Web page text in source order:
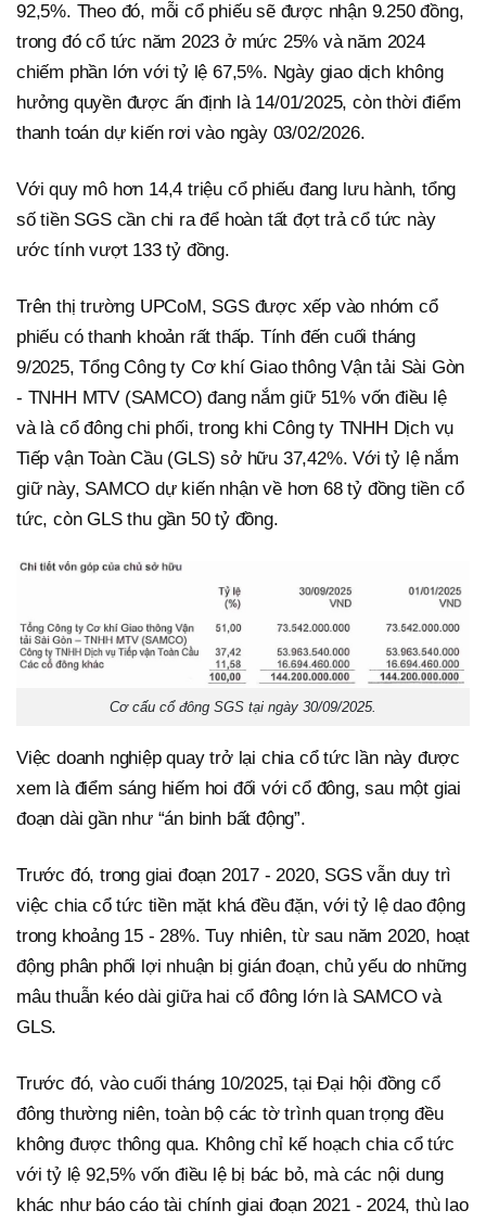
92,5%. Theo đó, mỗi cổ phiếu sẽ được nhận 9.250 đồng,
trong đó cổ tức năm 2023 ở mức 25% và năm 2024
chiếm phần lớn với tỷ lệ 67,5%. Ngày giao dịch không
hưởng quyền được ấn định là 14/01/2025, còn thời điểm
thanh toán dự kiến rơi vào ngày 03/02/2026.
Với quy mô hơn 14,4 triệu cổ phiếu đang lưu hành, tổng
số tiền SGS cần chi ra để hoàn tất đợt trả cổ tức này
ước tính vượt 133 tỷ đồng.
Trên thị trường UPCoM, SGS được xếp vào nhóm cổ
phiếu có thanh khoản rất thấp. Tính đến cuối tháng
9/2025, Tổng Công ty Cơ khí Giao thông Vận tải Sài Gòn
- TNHH MTV (SAMCO) đang nắm giữ 51% vốn điều lệ
và là cổ đông chi phối, trong khi Công ty TNHH Dịch vụ
Tiếp vận Toàn Cầu (GLS) sở hữu 37,42%. Với tỷ lệ nắm
giữ này, SAMCO dự kiến nhận về hơn 68 tỷ đồng tiền cổ
tức, còn GLS thu gần 50 tỷ đồng.
Cơ cấu cổ đông SGS tại ngày 30/09/2025.
Việc doanh nghiệp quay trở lại chia cổ tức lần này được
xem là điểm sáng hiếm hoi đối với cổ đông, sau một giai
đoạn dài gần như “án binh bất động”.
Trước đó, trong giai đoạn 2017 - 2020, SGS vẫn duy trì
việc chia cổ tức tiền mặt khá đều đặn, với tỷ lệ dao động
trong khoảng 15 - 28%. Tuy nhiên, từ sau năm 2020, hoạt
động phân phối lợi nhuận bị gián đoạn, chủ yếu do những
mâu thuẫn kéo dài giữa hai cổ đông lớn là SAMCO và
GLS.
Trước đó, vào cuối tháng 10/2025, tại Đại hội đồng cổ
đông thường niên, toàn bộ các tờ trình quan trọng đều
không được thông qua. Không chỉ kế hoạch chia cổ tức
với tỷ lệ 92,5% vốn điều lệ bị bác bỏ, mà các nội dung
khác như báo cáo tài chính giai đoạn 2021 - 2024, thù lao